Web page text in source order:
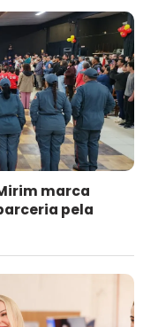
marca
pela